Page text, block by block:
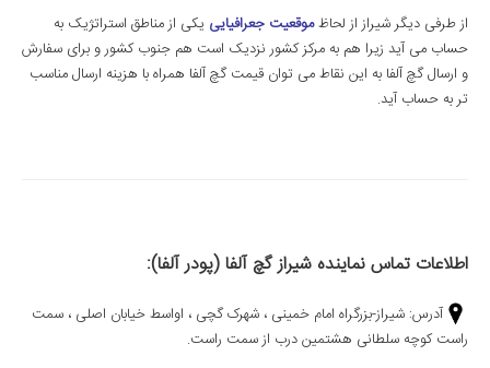
از طرفی دیگر شیراز از لحاظموقعیت جعرافیایی یکی از مناطق استراتژیک به
حساب می آید زیرا هم به مرکز کشور نزدیک است هم جنوب کشور و برای سفارش
و ارسال گچ آلفا به این نقاط می توان قیمت گچ آلفا همراه با هزینه ارسال مناسب
تر به حساب آید.
اطلاعات تماس نماینده شیراز گچ آلفا (پودر آلفا):
آدرس: شیراز-بزرگراه امام خمینی ، شهرک گچی ، اواسط خیابان اصلی ، سمت
راست کوچه سلطانی هشتمین درب از سمت راست.